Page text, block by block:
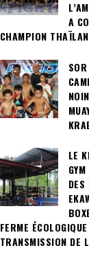
A
CHAMPION
LE
DES
FERME
TRANSMISSION DE